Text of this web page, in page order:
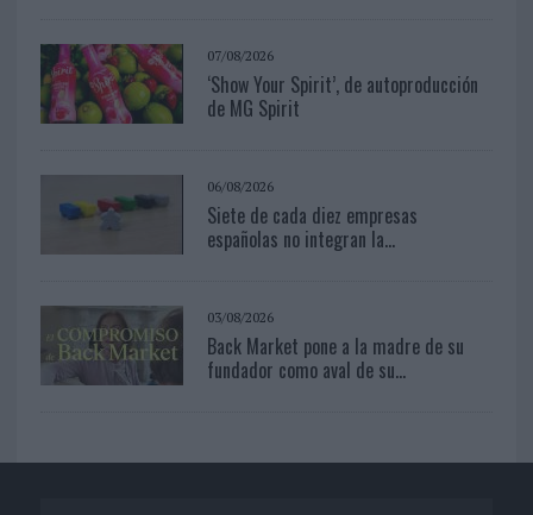
07/08/2026
‘Show Your Spirit’, de autoproducción
de MG Spirit
06/08/2026
Siete de cada diez empresas
españolas no integran la...
03/08/2026
Back Market pone a la madre de su
fundador como aval de su...